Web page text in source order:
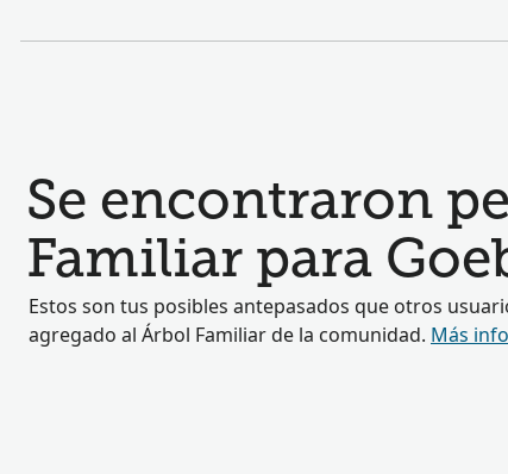
Se encontraron
Familiar para
Estos son tus posibles antepasados que otros
agregado al Árbol Familiar de la comunidad. Más